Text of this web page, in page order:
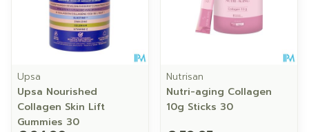
Upsa
Upsa Nourished
Collagen Skin Lift
Gummies 30
Nutrisan
Nutri-aging Collagen
10g Sticks 30